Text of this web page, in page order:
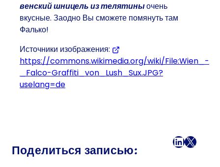
венский шницель из телятиныочень
вкусные. Заодно Вы сможете помянуть там
Фалько!
Источники изображения:
https://commons.wikimedia.org/wiki/File:Wien_-
_Falco-Graffiti_von_Lush_Sux.JPG?
uselang=de
Поделиться записью:
Facebook
LinkedIn
X